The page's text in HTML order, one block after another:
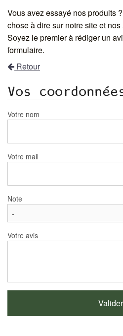
Vous avez essayé nos produits
chose à dire sur notre site et
Soyez le premier à rédiger un
formulaire.
Retour
Vos
Votre nom
Votre mail
Note
Votre avis